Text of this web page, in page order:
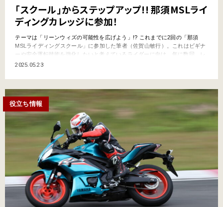
「スクール」からステップアップ!! 那須MSLライ
ディングカレッジに参加！
テーマは「リーンウィズの可能性を広げよう」!? これまでに2回の「那須
MSLライディングスクール」に参加した筆者（佐賀山敏行）。これはビギナ
ーや安全運転技術を強化したいと考えているライダーに向け、年に数回、レ
ッドバロンが運営する那須モータースポーツランドで開催されているスクー
になってしまった僕でも目から鱗な内容が盛りだくさんで、…
2025.05.23
役立ち情報